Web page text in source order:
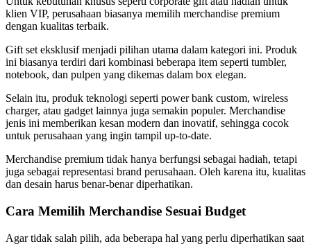
klien VIP, perusahaan biasanya memilih merchandise premium
dengan kualitas terbaik.
Gift set eksklusif menjadi pilihan utama dalam kategori ini. Produk
ini biasanya terdiri dari kombinasi beberapa item seperti tumbler,
notebook, dan pulpen yang dikemas dalam box elegan.
Selain itu, produk teknologi seperti power bank custom, wireless
charger, atau gadget lainnya juga semakin populer. Merchandise
jenis ini memberikan kesan modern dan inovatif, sehingga cocok
untuk perusahaan yang ingin tampil up-to-date.
Merchandise premium tidak hanya berfungsi sebagai hadiah, tetapi
juga sebagai representasi brand perusahaan. Oleh karena itu, kualitas
dan desain harus benar-benar diperhatikan.
Cara Memilih Merchandise Sesuai Budget
Agar tidak salah pilih, ada beberapa hal yang perlu diperhatikan saat